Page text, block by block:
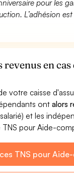
pour les
L’adhésion
en
votre caisse
ontalors
et les
TNS pour Aide-
TNS pour